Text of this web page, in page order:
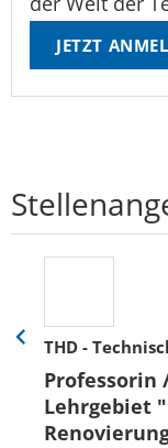
JETZT
THD -
Professorin
Lehrgebiet
Eine
zurück